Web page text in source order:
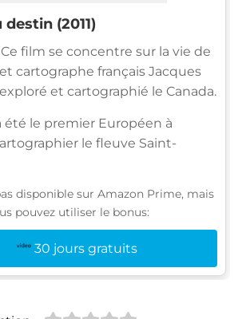
(2011)
Ce film se concentre sur la vie de
cartographe français Jacques
et cartographié le Canada.
été le premier Européen à
le fleuve Saint-
disponible sur Amazon Prime, mais
pouvez utiliser le bonus:
30 jours gratuits